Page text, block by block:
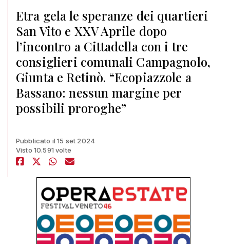
Etra gela le speranze dei quartieri
San Vito e XXV Aprile dopo
l’incontro a Cittadella con i tre
consiglieri comunali Campagnolo,
Giunta e Retinò. “Ecopiazzole a
Bassano: nessun margine per
possibili proroghe”
Pubblicato il 15 set 2024
Visto 10.591 volte